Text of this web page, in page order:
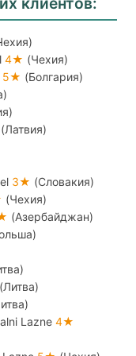
4★ (Чехия)
5★ (Болгария)
(Латвия)
3★ (Словакия)
(Чехия)
(Азербайджан)
(Литва)
Lazne4★